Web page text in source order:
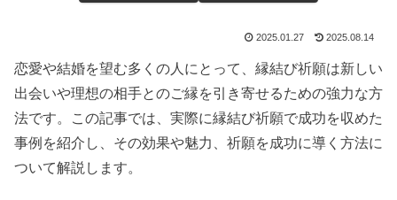
2025.01.27 2025.08.14
恋愛や結婚を望む多くの人にとって、縁結び祈願は新しい
出会いや理想の相手とのご縁を引き寄せるための強力な方
法です。この記事では、実際に縁結び祈願で成功を収めた
事例を紹介し、その効果や魅力、祈願を成功に導く方法に
ついて解説します。